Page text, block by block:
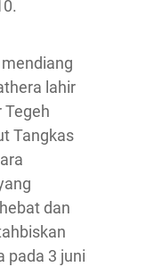
lahir
Tegeh
Tangkas
dan
pada 3 juni